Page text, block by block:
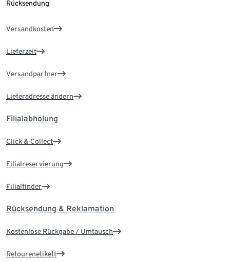
Rücksendung
Versandkosten
Lieferzeit
Versandpartner
Lieferadresse ändern
Filialabholung
Click & Collect
Filialreservierung
Filialfinder
Rücksendung & Reklamation
Kostenlose Rückgabe / Umtausch
Retourenetikett